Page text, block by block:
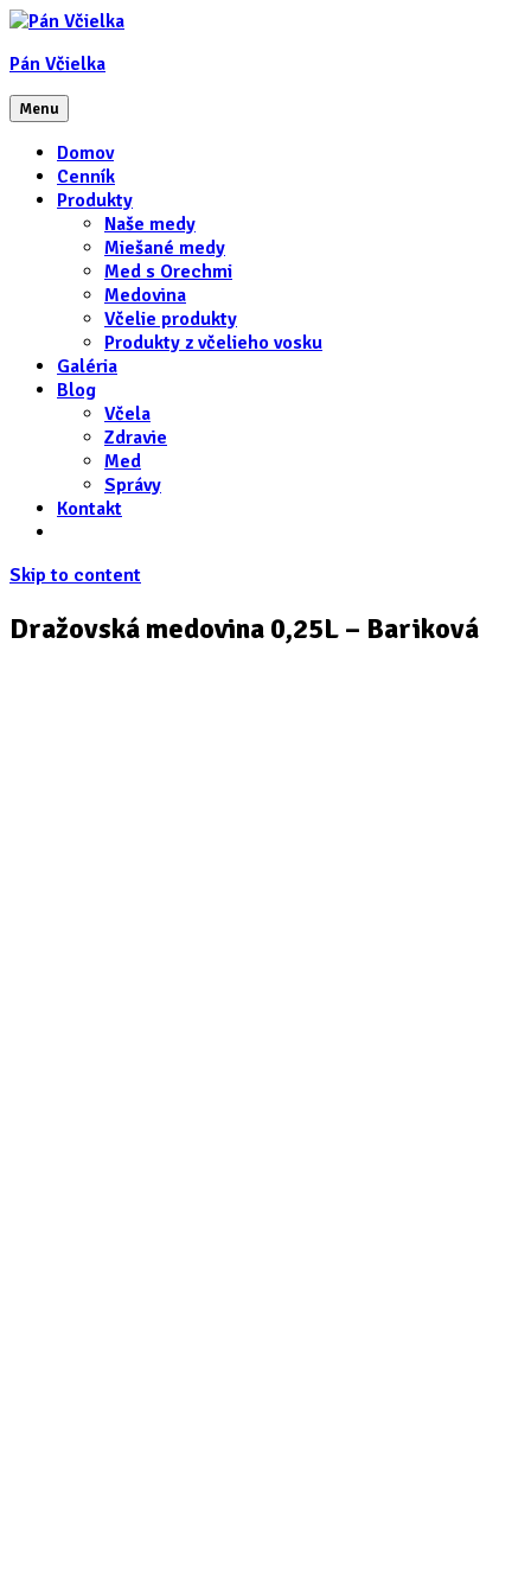
Pán Včielka
Menu
Domov
Cenník
Produkty
Naše medy
Miešané medy
Med s Orechmi
Medovina
Včelie produkty
Produkty z včelieho vosku
Galéria
Blog
Včela
Zdravie
Med
Správy
Kontakt
Skip to content
Dražovská medovina 0,25L – Bariková